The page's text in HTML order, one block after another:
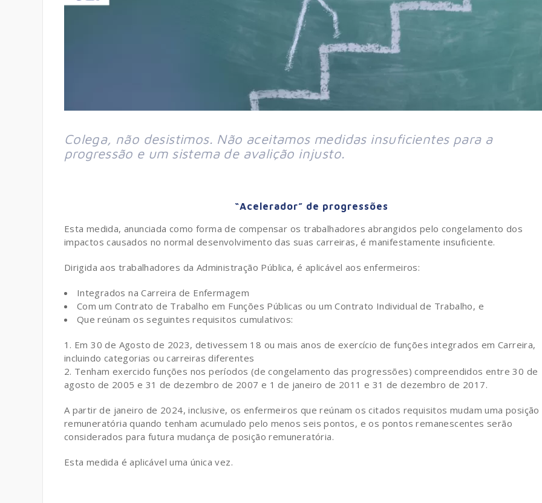
Colega, não desistimos. Não aceitamos medidas insuficientes para a
“Acelerador” de progressões
Esta medida, anunciada como forma de compensar os trabalhadores abrangidos pelo congelamento dos
impactos causados no normal desenvolvimento das suas carreiras, é manifestamente insuficiente.
Dirigida aos trabalhadores da Administração Pública, é aplicável aos enfermeiros:
Integrados na Carreira de Enfermagem
Com um Contrato de Trabalho em Funções Públicas ou um Contrato Individual de Trabalho, e
Que reúnam os seguintes requisitos cumulativos:
Em 30 de Agosto de 2023, detivessem 18 ou mais anos de exercício de funções integrados em Carreira,
incluindo categorias ou carreiras diferentes
Tenham exercido funções nos períodos (de congelamento das progressões) compreendidos entre 30 de
agosto de 2005 e 31 de dezembro de 2007 e 1 de janeiro de 2011 e 31 de dezembro de 2017.
A partir de janeiro de 2024, inclusive, os enfermeiros que reúnam os citados requisitos mudam uma posição
remuneratória quando tenham acumulado pelo menos seis pontos, e os pontos remanescentes serão
considerados para futura mudança de posição remuneratória.
Esta medida é aplicável uma única vez.